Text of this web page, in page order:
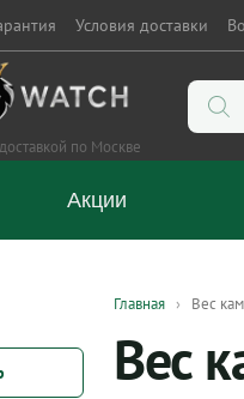
Условия доставки
по Москве
Поиск
Акции
Главная Вес
Вес